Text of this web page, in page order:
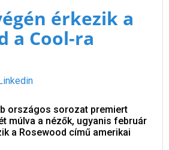
érkezik a
a Cool-ra
országos sorozat premiert
múlva a nézők, ugyanis február
a Rosewood című amerikai